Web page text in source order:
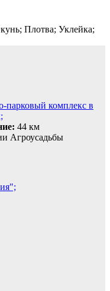
Плотва; Уклейка;
парковый комплекс в
44 км
Агроусадьбы